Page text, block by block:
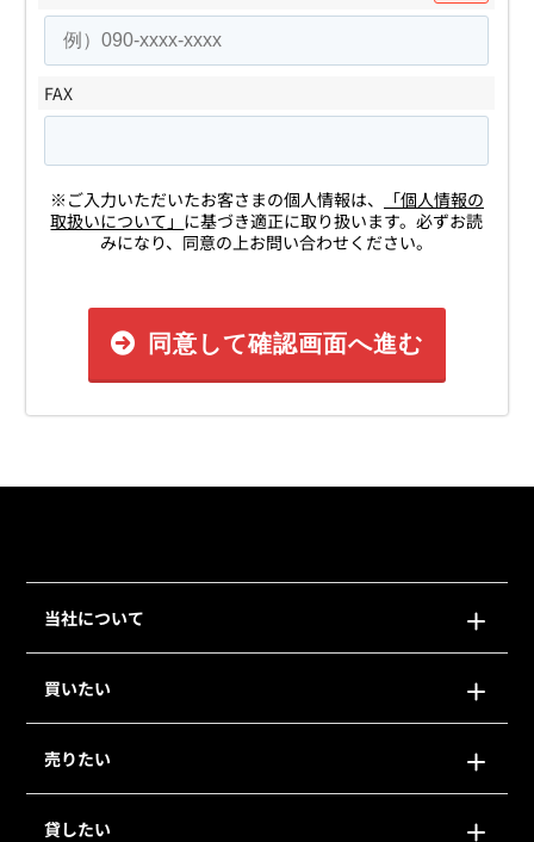
FAX
※ご入力いただいたお客さまの個人情報は、
「個人情報の
取扱いについて」 に基づき適正に取り扱います。必ずお読
みになり、同意の上お問い合わせください。
同意して確認画面へ進む
当社について
買いたい
売りたい
貸したい